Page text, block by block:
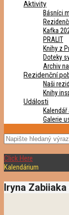
Aktivity
Básníci
Kafka
PRALIT
Knihy z
Doteky
Archiv
Rezidenční
Naši
Knihy
Události
Galerie
SEARCH
Click Here
Kalendárium
Iryna